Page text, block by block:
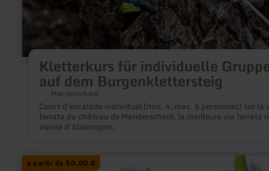
Kletterkurs für individuelle
auf dem Burgenklettersteig
Manderscheid
Cours d'escalade individuel (min. 4, max. 6 personnes) sur la
ferrata du château de Manderscheid, la meilleure via ferrata
alpine d'Allemagne.
à partir de 50,00 €